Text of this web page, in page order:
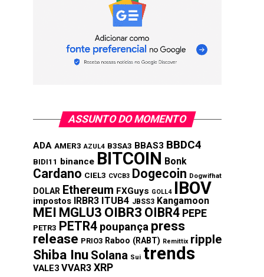
ASSUNTO DO MOMENTO
ADA AMER3 AZUL4 B3SA3 BBAS3 BBDC4
BIDI11 binance BITCOIN Bonk
Cardano CIEL3 CVCB3 Dogecoin Dogwifhat
DOLAR Ethereum FXGuys GOLL4 IBOV
impostos IRBR3 ITUB4 JBSS3 Kangamoon
MEI MGLU3 OIBR3 OIBR4 PEPE
PETR3 PETR4 poupança press
release PRIO3 Raboo (RABT) Remittix ripple
Shiba Inu Solana Sui trends
VALE3 VVAR3 XRP